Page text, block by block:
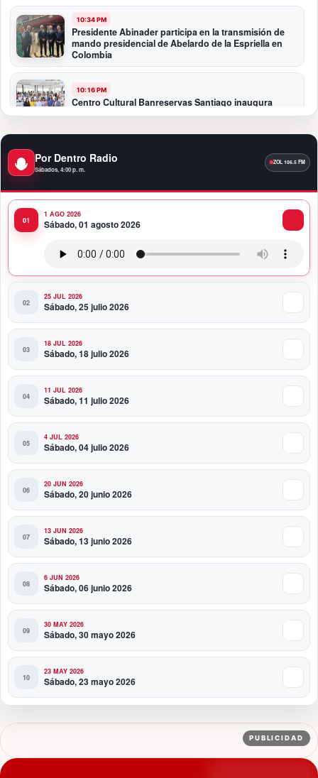
10:34 PM
Presidente Abinader participa en la transmisión de
mando presidencial de Abelardo de la Espriella en
Colombia
10:16 PM
Centro Cultural Banreservas Santiago inaugura
Primer Congreso de Artesanos de Santiago
Premios a la Moda Dominicana celebró su quinta
edición en el Teatro Nacional
11:58 PM
Presidente Abinader viaja a Colombia para participar
Por Dentro Radio
Sábados, 4:00 p. m.
1 AGO 2026
Sábado, 01 agosto 2026
25 JUL 2026
Sábado, 25 julio 2026
18 JUL 2026
Sábado, 18 julio 2026
11 JUL 2026
Sábado, 11 julio 2026
4 JUL 2026
Sábado, 04 julio 2026
20 JUN 2026
Sábado, 20 junio 2026
13 JUN 2026
Sábado, 13 junio 2026
6 JUN 2026
Sábado, 06 junio 2026
30 MAY 2026
Sábado, 30 mayo 2026
23 MAY 2026
Sábado, 23 mayo 2026
PUBLICIDAD